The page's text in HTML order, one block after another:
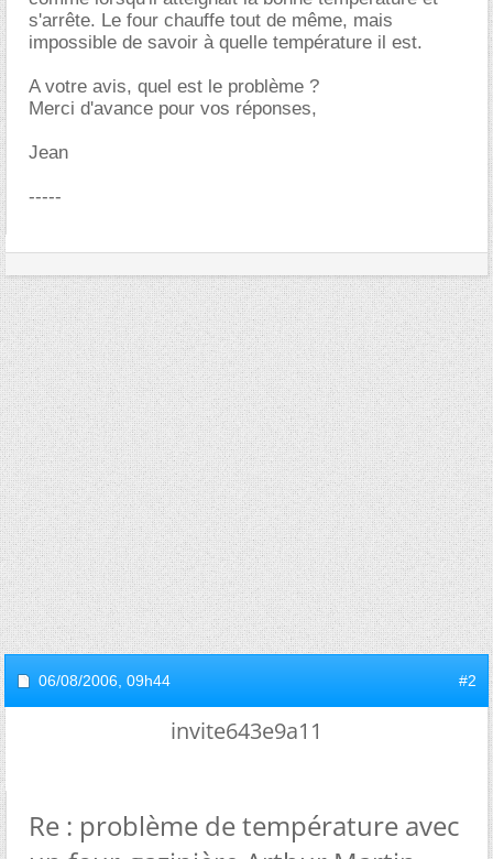
s'arrête. Le four chauffe tout de même, mais
impossible de savoir à quelle température il est.
A votre avis, quel est le problème ?
Merci d'avance pour vos réponses,
Jean
-----
06/08/2006, 09h44 #2
invite643e9a11
Re : problème de température avec